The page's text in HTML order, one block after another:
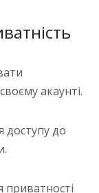
акаунті.
доступу до
приватності